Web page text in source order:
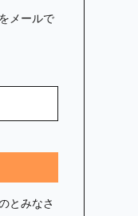
メールで
とみなさ